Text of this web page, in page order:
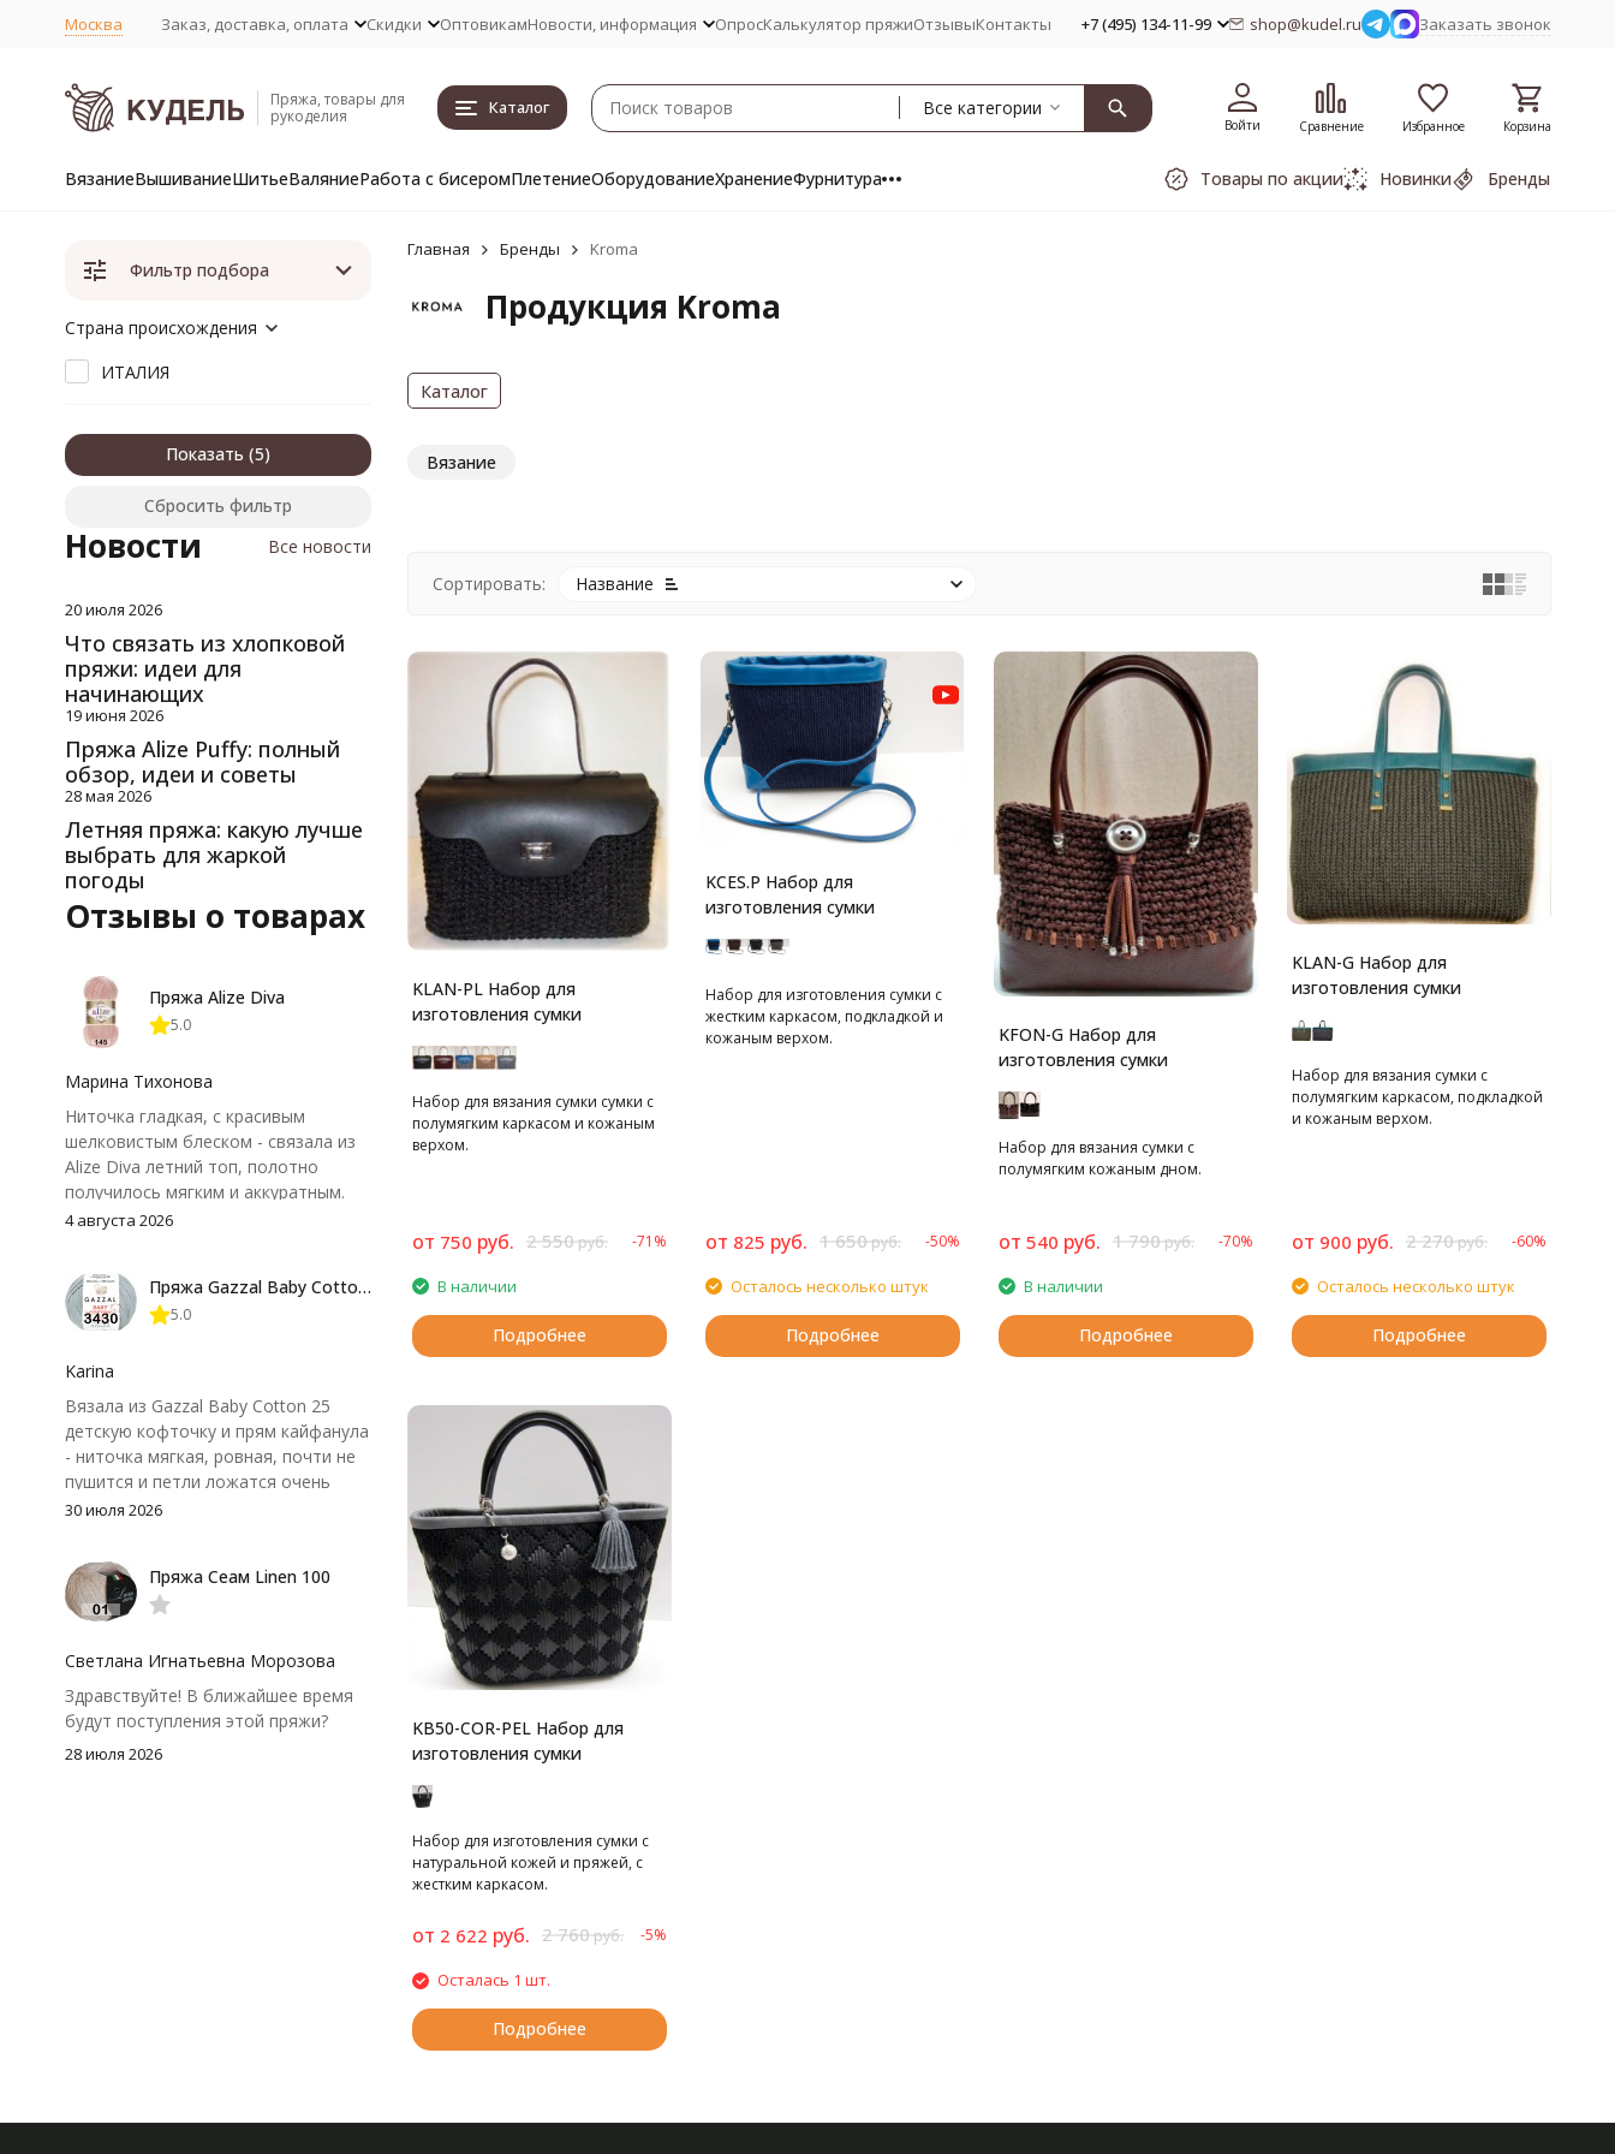
Москва Заказ, доставка, оплата Скидки ОптовикамНовости, информация ОпросКалькулятор пряжиОтзывыКонтакты +7 (495) 134-11-99 shop@kudel.ru Заказать звонок
Пряжа, товары для
рукоделия
Каталог Все категории
Войти Сравнение Избранное Корзина
ВязаниеВышиваниеШитьеВаляниеРабота с бисеромПлетениеОборудованиеХранениеФурнитура Товары по акции Новинки Бренды
Главная Бренды Kroma
Продукция Kroma
Каталог
Вязание
Сортировать: Название
KLAN-PL Набор для
изготовления сумки
Набор для вязания сумки сумки с
полумягким каркасом и кожаным
верхом.
от 750 руб. 2 550руб. -71%
В наличии
Подробнее
KCES.P Набор для
изготовления сумки
Набор для изготовления сумки с
жестким каркасом, подкладкой и
кожаным верхом.
от 825 руб. 1 650руб. -50%
Осталось несколько штук
Подробнее
KFON-G Набор для
изготовления сумки
Набор для вязания сумки с
полумягким кожаным дном.
от 540 руб. 1 790руб. -70%
В наличии
Подробнее
KLAN-G Набор для
изготовления сумки
Набор для вязания сумки с
полумягким каркасом, подкладкой
и кожаным верхом.
от 900 руб. 2 270руб. -60%
Осталось несколько штук
Подробнее
KB50-COR-PEL Набор для
изготовления сумки
Набор для изготовления сумки с
натуральной кожей и пряжей, с
жестким каркасом.
от 2 622 руб. 2 760руб. -5%
Осталась 1 шт.
Подробнее
Фильтр подбора
Страна происхождения
ИТАЛИЯ
Показать
Сбросить фильтр
Новости Все новости
20 июля 2026
Что связать из хлопковой
пряжи: идеи для
начинающих
19 июня 2026
Пряжа Alize Puffy: полный
обзор, идеи и советы
28 мая 2026
Летняя пряжа: какую лучше
выбрать для жаркой
погоды
Отзывы о товарах
Пряжа Alize Diva
5.0
Марина Тихонова
Ниточка гладкая, с красивым
шелковистым блеском - связала из
Alize Diva летний топ, полотно
получилось мягким и аккуратным.
Петли хорошо видны, вяжется
нюанс - пряжа немного скользит и
иногда расслаивается, пришлось
крючок поудобнее.
4 августа 2026
Пряжа Gazzal Baby Cotton 25
5.0
Karina
Вязала из Gazzal Baby Cotton 25
детскую кофточку и прям кайфанула
- ниточка мягкая, ровная, почти не
пушится и петли ложатся очень
аккуратно. После стирки полотно
потеряло, цвет тоже не стал
тусклее. Единственный нюанс -
моточки маленькие, расход лучше
чуть-чуть не хватило))
30 июля 2026
Пряжа Сеам Linen 100
Светлана Игнатьевна Морозова
Здравствуйте! В ближайшее время
будут поступления этой пряжи?
28 июля 2026